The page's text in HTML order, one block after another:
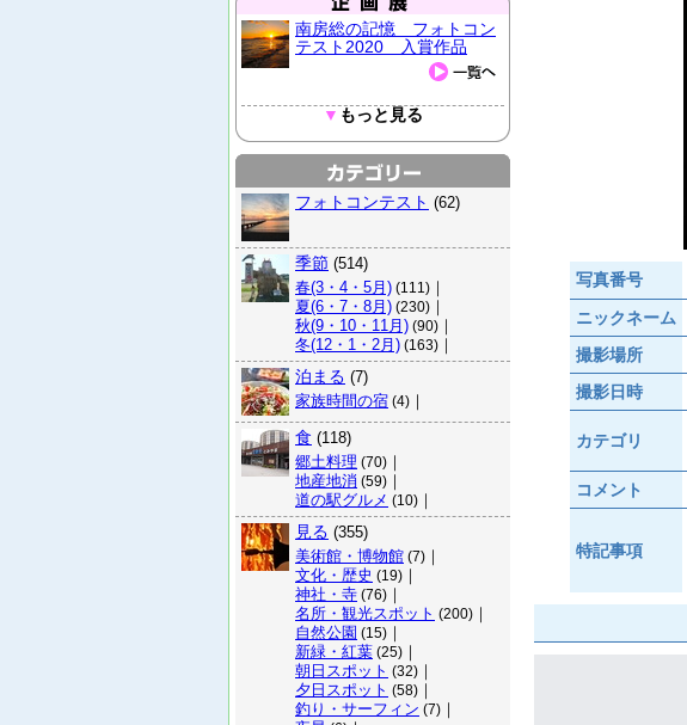
南房総の記憶 フォトコン
テスト2020 入賞作品
▼ もっと見る
フォトコンテスト (62)
季節 (514)
春(3・4・5月) (111) ｜
夏(6・7・8月) (230) ｜
秋(9・10・11月) (90) ｜
冬(12・1・2月) (163) ｜
泊まる (7)
家族時間の宿 (4) ｜
食 (118)
郷土料理 (70) ｜
地産地消 (59) ｜
道の駅グルメ (10) ｜
見る (355)
美術館・博物館 (7) ｜
文化・歴史 (19) ｜
神社・寺 (76) ｜
名所・観光スポット (200) ｜
自然公園 (15) ｜
新緑・紅葉 (25) ｜
朝日スポット (32) ｜
夕日スポット (58) ｜
釣り・サーフィン (7) ｜
写真番号
ニックネーム
撮影場所
撮影日時
カテゴリ
コメント
特記事項